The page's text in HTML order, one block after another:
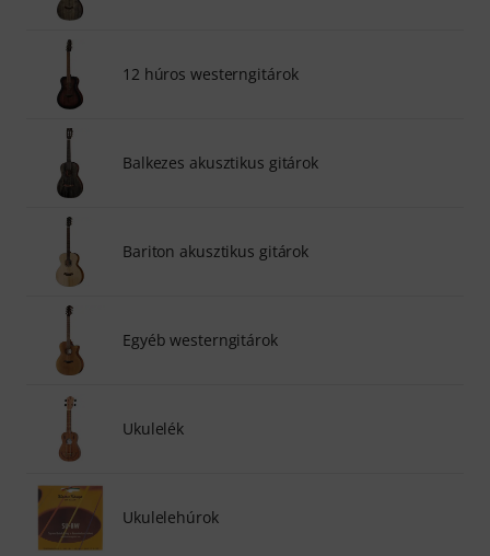
12 húros westerngitárok
Balkezes akusztikus gitárok
Bariton akusztikus gitárok
Egyéb westerngitárok
Ukulelék
Ukulelehúrok